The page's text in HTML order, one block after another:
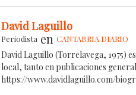
David Laguillo
Periodista en CANTABRIA DIARIO
David Laguillo (Torrelavega, 1975)
local, tanto en publicaciones
https://www.davidlaguillo.com/